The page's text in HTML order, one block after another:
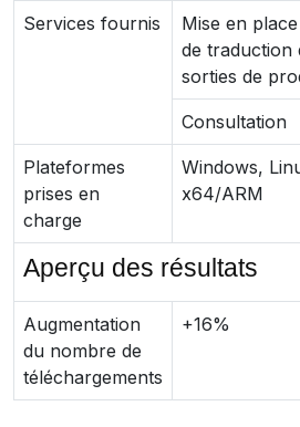
Services fournis
Mise en
de traduction
sorties de
Consultation
Plateformes
prises en
charge
Windows,
x64/ARM
Aperçu des résultats
Augmentation
du nombre de
téléchargements
+16%